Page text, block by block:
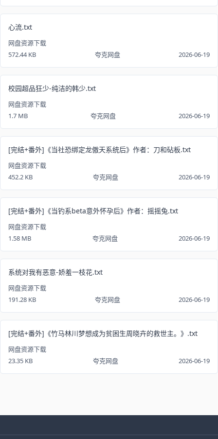
心流.txt
网盘资源下载
572.44 KB
夸克网盘 2026-06-19
校园超品狂少-纯洁的韩少.txt
网盘资源下载
1.7 MB
夸克网盘 2026-06-19
[完结+番外]《当社恐绑定龙傲天系统后》作者：刀和砧板.txt
网盘资源下载
452.2 KB
夸克网盘 2026-06-19
[完结+番外]《当钓系beta意外怀孕后》作者：摇摇兔.txt
网盘资源下载
1.58 MB
夸克网盘 2026-06-19
系统对我有恶意-娇羞一枝花.txt
网盘资源下载
191.28 KB
夸克网盘 2026-06-19
[完结+番外]《竹马林川梦想成为贫困生周晓卉的救世主。》.txt
网盘资源下载
23.35 KB
夸克网盘 2026-06-19